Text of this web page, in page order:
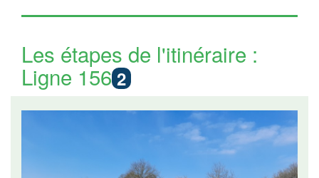
Les étapes de l'itinéraire :
Ligne 156 2